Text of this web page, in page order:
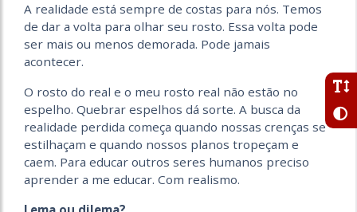
A realidade está sempre de costas para nós. Temos
de dar a volta para olhar seu rosto. Essa volta pode
ser mais ou menos demorada. Pode jamais
acontecer.
O rosto do real e o meu rosto real não estão no
espelho. Quebrar espelhos dá sorte. A busca da
realidade perdida começa quando nossas crenças se
estilhaçam e quando nossos planos tropeçam e
caem. Para educar outros seres humanos preciso
aprender a me educar. Com realismo.